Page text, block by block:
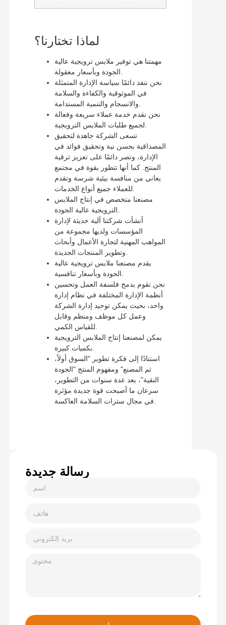
لماذا تختارنا؟
مهمتنا هي توفير ملابس ترويجية عالية
نحن ننفذ دائمًا سياسة الإدارة المتمثلة
في الموثوقية والكفاءة والسلامة
نحن نقدم خدمة عملاء سريعة وفعالة
تسعى الشركة جاهدة لتحقيق
المصداقية بحسن نية وتحقيق فوائد في
الإدارة، وتصر دائمًا على تعزيز ترقية
المنتج. كما أنها تتطور بقوة في مجتمع
يعاني من منافسة بيئية شرسة وتقدم
مصنعنا متخصص في إنتاج الملابس
أنشأت شركتنا آلية حديثة لإدارة
المؤسسات ولديها مجموعة من
المواهب المهنية لتجارة الأعمال وأبحاث
يقدم مصنعنا ملابس ترويجية عالية
نحن نقوم بدمج فلسفة العمل وتحسين
أنظمة الإدارة المختلفة في نظام إدارة
واحد، بحيث يمكن توحيد إدارة الشركة
وعمل كل موظف ومنظم وقابل
يمكن لمصنعنا إنتاج الملابس الترويجية
استنادًا إلى فكرة تطوير "السوق أولاً،
ثم المصنع" ومفهوم المنتج "الجودة
النقية"، بعد عدة سنوات من التطوير،
سرعان ما أصبحت قوة جديدة مؤثرة
رسالة جديدة